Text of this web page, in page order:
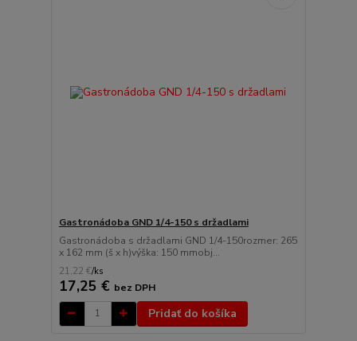
Gastronádoba GND 1/4-150 s držadlami
Gastronádoba s držadlami GND 1/4-150rozmer: 265
x 162 mm (š x h)výška: 150 mmobj...
21,22 €/ks
17,25 € bez DPH
Pridať do košíka